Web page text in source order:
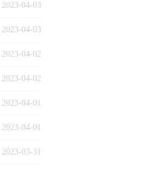
2023-04-03
2023-04-03
2023-04-02
2023-04-02
2023-04-01
2023-04-01
2023-03-31